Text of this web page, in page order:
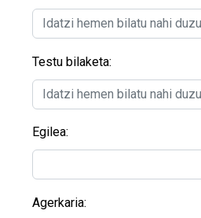
Testu bilaketa:
Egilea:
Agerkaria: